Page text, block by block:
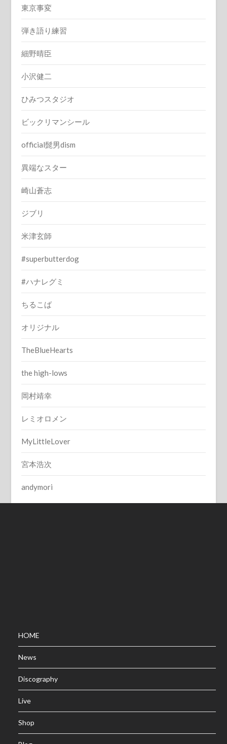
東京事変
弾き語り練習
細野晴臣
小沢健二
ひみつスタジオ
ビックリマンシール
official髭男dism
異端なスター
崎山蒼志
ジブリ
米津玄師
#superbutterdog
#ハナレグミ
ちるこば
オリジナル
TheBlueHearts
the high-lows
岡村靖幸
レミオロメン
MyLittleLover
宮本浩次
andymori
HOME
News
Discography
Live
Shop